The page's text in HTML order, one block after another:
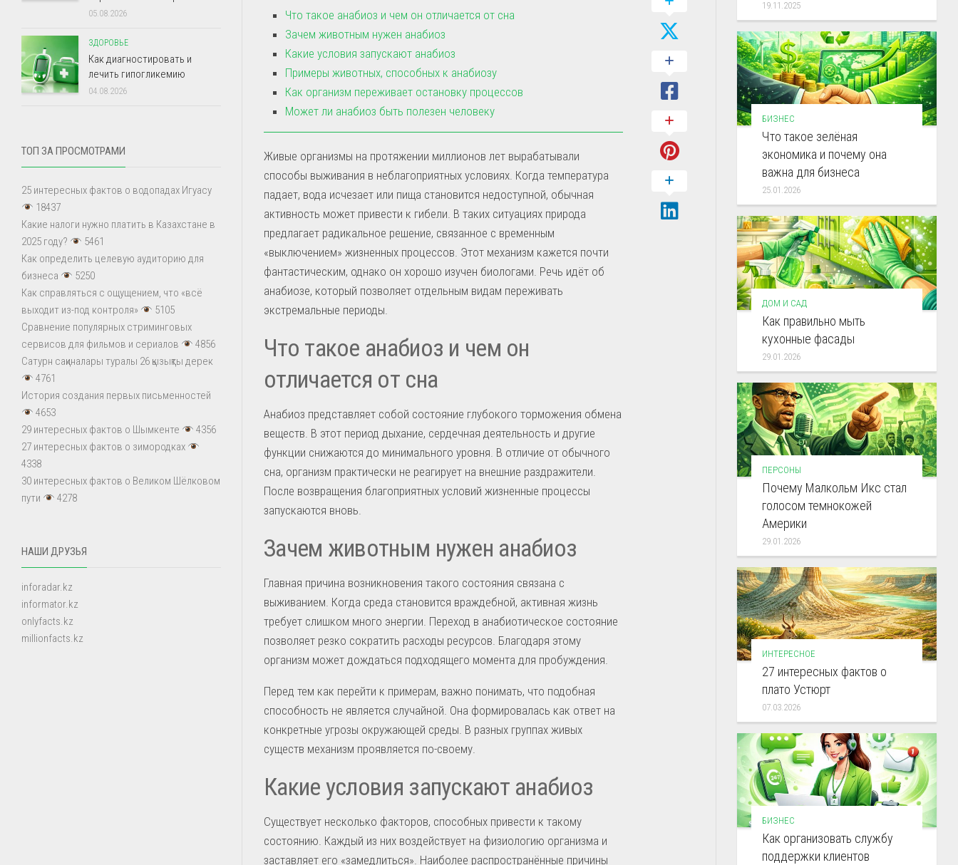
Что такое анабиоз и чем он отличается от сна
Зачем животным нужен анабиоз
Какие условия запускают анабиоз
Примеры животных, способных к анабиозу
Как организм переживает остановку процессов
Может ли анабиоз быть полезен человеку
Живые организмы на протяжении миллионов лет вырабатывали
способы выживания в неблагоприятных условиях. Когда температура
падает, вода исчезает или пища становится недоступной, обычная
активность может привести к гибели. В таких ситуациях природа
предлагает радикальное решение, связанное с временным
«выключением» жизненных процессов. Этот механизм кажется почти
фантастическим, однако он хорошо изучен биологами. Речь идёт об
анабиозе, который позволяет отдельным видам переживать
экстремальные периоды.
Что такое анабиоз и чем он
отличается от сна
Анабиоз представляет собой состояние глубокого торможения обмена
веществ. В этот период дыхание, сердечная деятельность и другие
функции снижаются до минимального уровня. В отличие от обычного
сна, организм практически не реагирует на внешние раздражители.
После возвращения благоприятных условий жизненные процессы
запускаются вновь.
Зачем животным нужен анабиоз
Главная причина возникновения такого состояния связана с
выживанием. Когда среда становится враждебной, активная жизнь
требует слишком много энергии. Переход в анабиотическое состояние
позволяет резко сократить расходы ресурсов. Благодаря этому
организм может дождаться подходящего момента для пробуждения.
Перед тем как перейти к примерам, важно понимать, что подобная
способность не является случайной. Она формировалась как ответ на
конкретные угрозы окружающей среды. В разных группах живых
существ механизм проявляется по-своему.
Какие условия запускают анабиоз
Существует несколько факторов, способных привести к такому
состоянию. Каждый из них воздействует на физиологию организма и
заставляет его «замедлиться». Наиболее распространённые причины
05.08.2026
ЗДОРОВЬЕ
Как диагностировать и
лечить гипогликемию
04.08.2026
ТОП ЗА ПРОСМОТРАМИ
25 интересных фактов о водопадах Игуасу
18437
Какие налоги нужно платить в Казахстане в
2025 году?
5461
Как определить целевую аудиторию для
бизнеса
5250
Как справляться с ощущением, что «всё
выходит из-под контроля»
5105
Сравнение популярных стриминговых
сервисов для фильмов и сериалов
4856
Сатурн сақиналары туралы 26 қызықты дерек
4761
История создания первых письменностей
4653
29 интересных фактов о Шымкенте
4356
27 интересных фактов о зимородках
4338
30 интересных фактов о Великом Шёлковом
пути
4278
НАШИ ДРУЗЬЯ
inforadar.kz
informator.kz
onlyfacts.kz
millionfacts.kz
19.11.2025
БИЗНЕС
Что такое зелёная
экономика и почему она
важна для бизнеса
25.01.2026
ДОМ И САД
Как правильно мыть
кухонные фасады
29.01.2026
ПЕРСОНЫ
Почему Малкольм Икс стал
голосом темнокожей
Америки
29.01.2026
ИНТЕРЕСНОЕ
27 интересных фактов о
плато Устюрт
07.03.2026
БИЗНЕС
Как организовать службу
поддержки клиентов